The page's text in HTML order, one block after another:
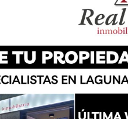
Esfera busca
calendario de
nacionales e
versátiles.